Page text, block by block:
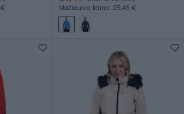
€
Mažiausia kaina: 25,49 €